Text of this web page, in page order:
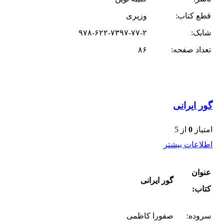
قطع کتاب:
وزیری
شابک:
۹۷۸-۶۲۲-۷۳۹۷-۷۷-۲
تعداد صفحه:
۸۶
گور ایرانی
امتیاز 0 از 5
اطلاعات بیشتر
عنوان
کتاب:
گور ایرانی
سروده: صفورا کاظمی